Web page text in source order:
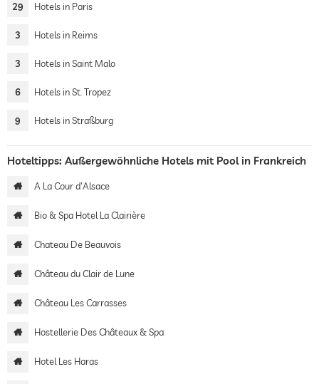
29 Hotels in Paris
3 Hotels in Reims
3 Hotels in Saint Malo
6 Hotels in St. Tropez
9 Hotels in Straßburg
Hoteltipps: Außergewöhnliche Hotels mit Pool in Frankreich
A La Cour d'Alsace
Bio & Spa Hotel La Clairière
Chateau De Beauvois
Château du Clair de Lune
Château Les Carrasses
Hostellerie Des Châteaux & Spa
Hotel Les Haras